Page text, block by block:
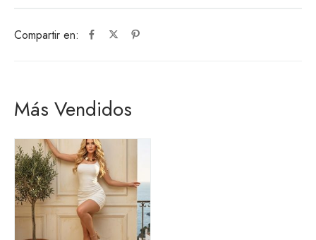
Compartir en:
Más Vendidos